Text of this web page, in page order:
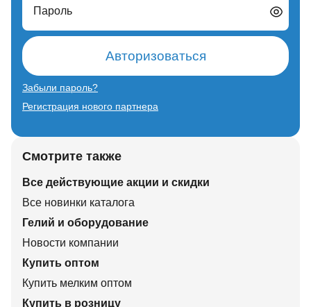
Пароль
Авторизоваться
Забыли пароль?
Регистрация нового партнера
Смотрите также
Все действующие акции и скидки
Все новинки каталога
Гелий и оборудование
Новости компании
Купить оптом
Купить мелким оптом
Купить в розницу